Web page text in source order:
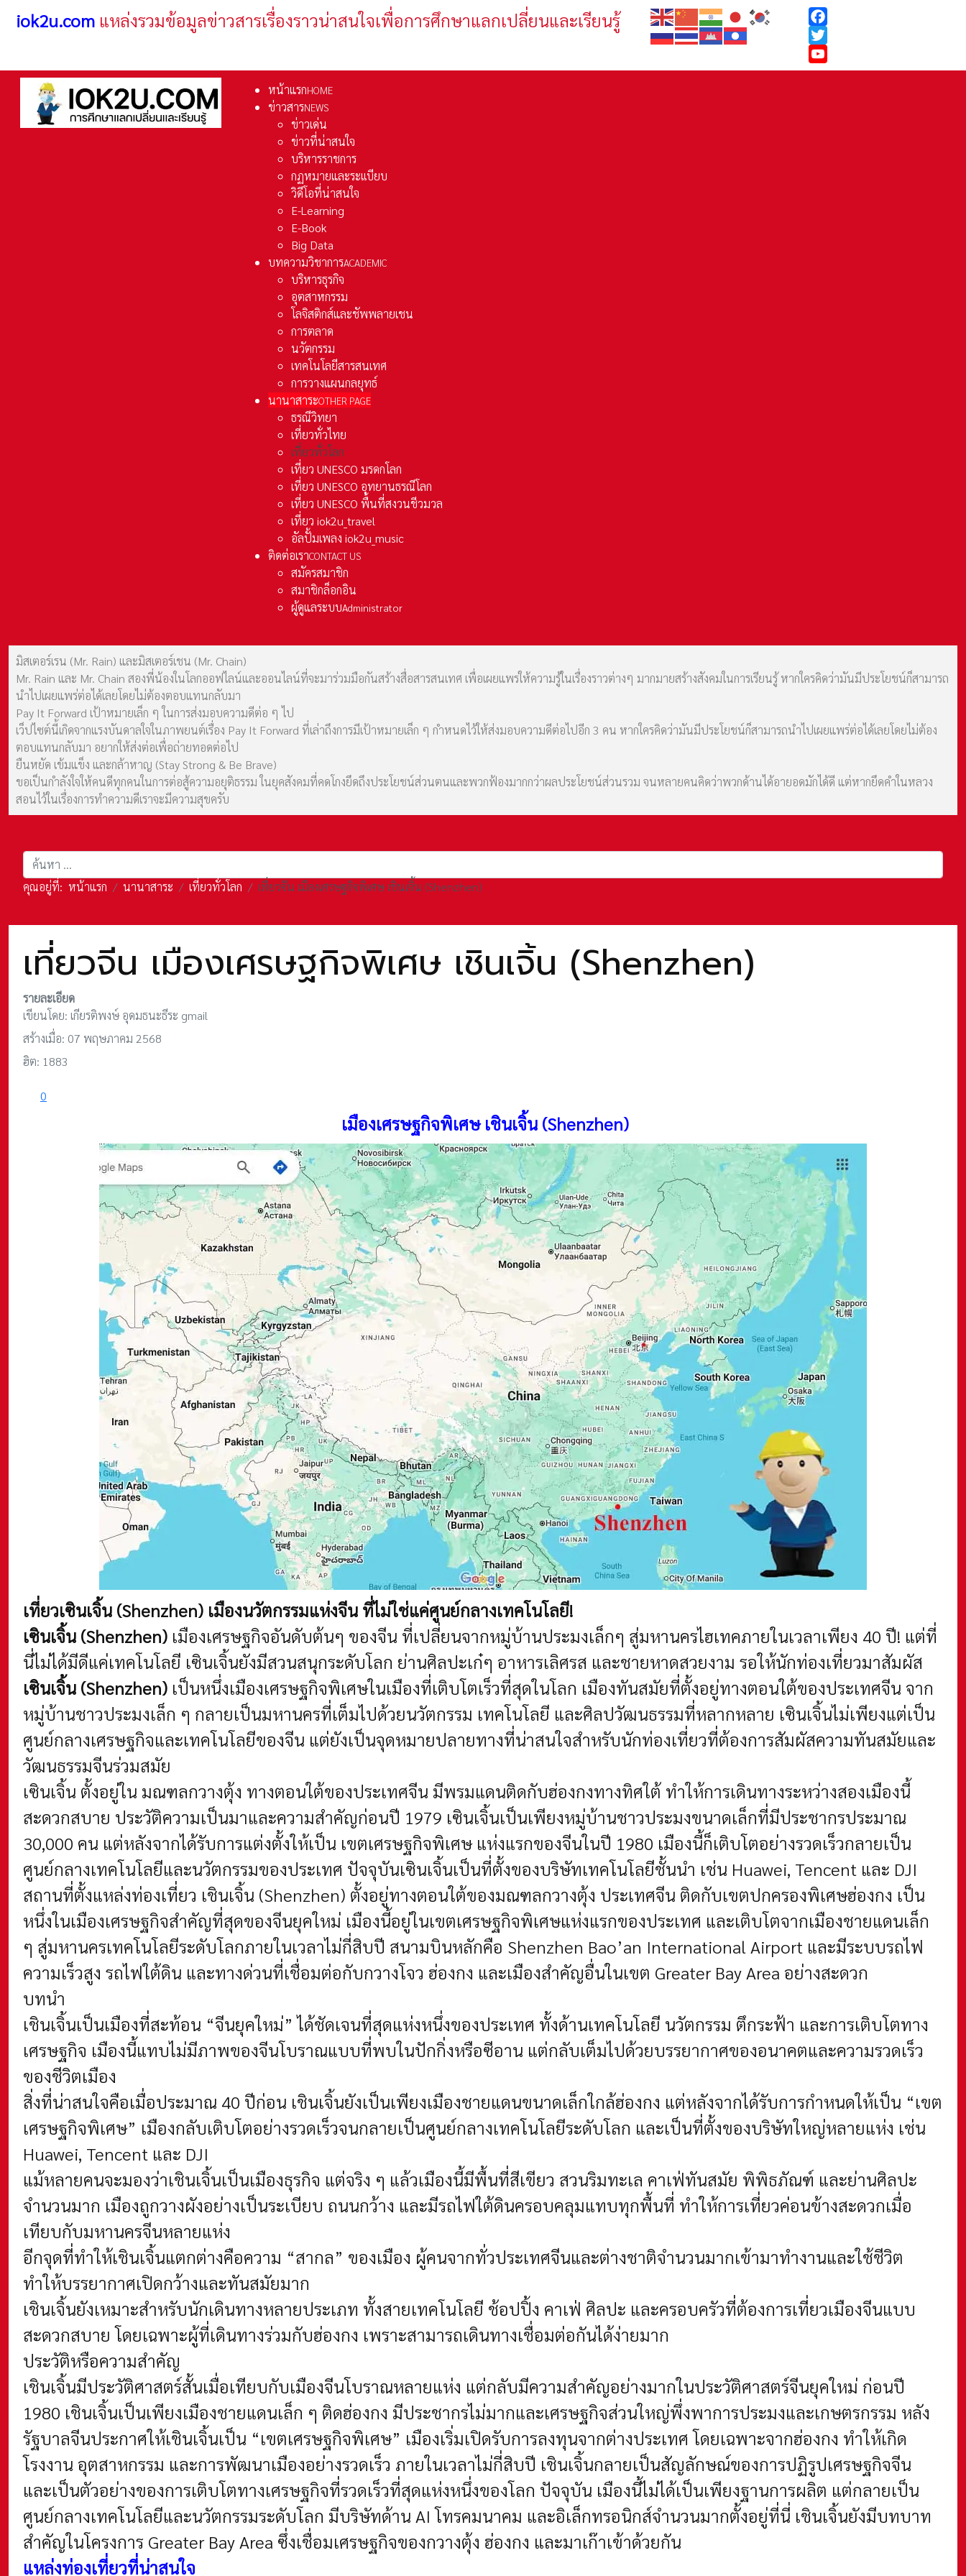
iok2u.com แหล่งรวมข้อมูลข่าวสารเรื่องราวน่าสนใจเพื่อการศึกษาแลกเปลี่ยนและเรียนรู้
Facebook
Twitter
YouTube
หน้าแรกHOME
ข่าวสารNEWS
ข่าวเด่น
ข่าวที่น่าสนใจ
บริหารราชการ
กฏหมายและระเเบียบ
วิดีโอที่น่าสนใจ
E-Learning
E-Book
Big Data
บทความวิชาการACADEMIC
บริหารธุรกิจ
อุตสาหกรรม
โลจิสติกส์และชัพพลายเชน
การตลาด
นวัตกรรม
เทคโนโลยีสารสนเทศ
การวางแผนกลยุทธ์
นานาสาระOTHER PAGE
ธรณีวิทยา
เที่ยวทั่วไทย
เที่ยวทั่วโลก
เที่ยว UNESCO มรดกโลก
เที่ยว UNESCO อุทยานธรณีโลก
เที่ยว UNESCO พื้นที่สงวนชีวมวล
เที่ยว iok2u_travel
อัลปั้มเพลง iok2u_music
ติดต่อเราCONTACT US
สมัครสมาชิก
สมาชิกล็อกอิน
ผู้ดูแลระบบAdministrator
มิสเตอร์เรน (Mr. Rain) และมิสเตอร์เชน (Mr. Chain)
Mr. Rain และ Mr. Chain สองพี่น้องในโลกออฟไลน์และออนไลน์ที่จะมาร่วมมือกันสร้างสื่อสารสนเทศ เพื่อเผยแพร่ให้ความรู้ในเรื่องราวต่างๆ มากมายสร้างสังคมในการเรียนรู้ หากใครคิดว่ามันมีประโยชน์ก็สามารถ
นำไปเผยแพร่ต่อได้เลยโดยไม่ต้องตอบแทนกลับมา
Pay It Forward เป้าหมายเล็ก ๆ ในการส่งมอบความดีต่อ ๆ ไป
เว็ปไซต์นี้เกิดจากแรงบันดาลใจในภาพยนต์เรื่อง Pay It Forward ที่เล่าถึงการมีเป้าหมายเล็ก ๆ กำหนดไว้ให้ส่งมอบความดีต่อไปอีก 3 คน หากใครคิดว่ามันมีประโยชน์ก็สามารถนำไปเผยแพร่ต่อได้เลยโดยไม่ต้อง
ตอบแทนกลับมา อยากให้ส่งต่อเพื่อถ่ายทอดต่อไป
ยืนหยัด เข้มแข็ง และกล้าหาญ (Stay Strong & Be Brave)
ขอเป็นกำลังใจให้คนดีทุกคนในการต่อสู้ความอยุติธรรม ในยุคสังคมที่คดโกงยึดถึงประโยชน์ส่วนตนและพวกฟ้องมากกว่าผลประโยชน์ส่วนรวม จนหลายคนคิดว่าพวกด้านได้อายอดมักได้ดี แต่หากยึดคำในหลวง
สอนไว้ในเรื่องการทำความดีเราจะมีความสุขครับ
การค้นหา
คุณอยู่ที่: หน้าแรก นานาสาระ เที่ยวทั่วโลก เที่ยวจีน เมืองเศรษฐกิจพิเศษ เชินเจิ้น (Shenzhen)
เที่ยวจีน เมืองเศรษฐกิจพิเศษ เชินเจิ้น (Shenzhen)
รายละเอียด
เขียนโดย: เกียรติพงษ์ อุดมธนะธีระ gmail
สร้างเมื่อ: 07 พฤษภาคม 2568
ฮิต: 1883
0
เมืองเศรษฐกิจพิเศษ เชินเจิ้น (Shenzhen)
เที่ยวเซินเจิ้น (Shenzhen) เมืองนวัตกรรมแห่งจีน ที่ไม่ใช่แค่ศูนย์กลางเทคโนโลยี!
เซินเจิ้น (Shenzhen) เมืองเศรษฐกิจอันดับต้นๆ ของจีน ที่เปลี่ยนจากหมู่บ้านประมงเล็กๆ สู่มหานครไฮเทคภายในเวลาเพียง 40 ปี! แต่ที่
นี่ไม่ได้มีดีแค่เทคโนโลยี เซินเจิ้นยังมีสวนสนุกระดับโลก ย่านศิลปะเก๋ๆ อาหารเลิศรส และชายหาดสวยงาม รอให้นักท่องเที่ยวมาสัมผัส
เซินเจิ้น (Shenzhen) เป็นหนึ่งเมืองเศรษฐกิจพิเศษในเมืองที่เติบโตเร็วที่สุดในโลก เมืองทันสมัยที่ตั้งอยู่ทางตอนใต้ของประเทศจีน จาก
หมู่บ้านชาวประมงเล็ก ๆ กลายเป็นมหานครที่เต็มไปด้วยนวัตกรรม เทคโนโลยี และศิลปวัฒนธรรมที่หลากหลาย เซินเจิ้นไม่เพียงแต่เป็น
ศูนย์กลางเศรษฐกิจและเทคโนโลยีของจีน แต่ยังเป็นจุดหมายปลายทางที่น่าสนใจสำหรับนักท่องเที่ยวที่ต้องการสัมผัสความทันสมัยและ
วัฒนธรรมจีนร่วมสมัย
เซินเจิ้น ตั้งอยู่ใน มณฑลกวางตุ้ง ทางตอนใต้ของประเทศจีน มีพรมแดนติดกับฮ่องกงทางทิศใต้ ทำให้การเดินทางระหว่างสองเมืองนี้
สะดวกสบาย ประวัติความเป็นมาและความสำคัญก่อนปี 1979 เซินเจิ้นเป็นเพียงหมู่บ้านชาวประมงขนาดเล็กที่มีประชากรประมาณ
30,000 คน แต่หลังจากได้รับการแต่งตั้งให้เป็น เขตเศรษฐกิจพิเศษ แห่งแรกของจีนในปี 1980 เมืองนี้ก็เติบโตอย่างรวดเร็วกลายเป็น
ศูนย์กลางเทคโนโลยีและนวัตกรรมของประเทศ ปัจจุบันเซินเจิ้นเป็นที่ตั้งของบริษัทเทคโนโลยีชั้นนำ เช่น Huawei, Tencent และ DJI
สถานที่ตั้งแหล่งท่องเที่ยว เชินเจิ้น (Shenzhen) ตั้งอยู่ทางตอนใต้ของมณฑลกวางตุ้ง ประเทศจีน ติดกับเขตปกครองพิเศษฮ่องกง เป็น
หนึ่งในเมืองเศรษฐกิจสำคัญที่สุดของจีนยุคใหม่ เมืองนี้อยู่ในเขตเศรษฐกิจพิเศษแห่งแรกของประเทศ และเติบโตจากเมืองชายแดนเล็ก
ๆ สู่มหานครเทคโนโลยีระดับโลกภายในเวลาไม่กี่สิบปี สนามบินหลักคือ Shenzhen Bao’an International Airport และมีระบบรถไฟ
ความเร็วสูง รถไฟใต้ดิน และทางด่วนที่เชื่อมต่อกับกวางโจว ฮ่องกง และเมืองสำคัญอื่นในเขต Greater Bay Area อย่างสะดวก
บทนำ
เชินเจิ้นเป็นเมืองที่สะท้อน “จีนยุคใหม่” ได้ชัดเจนที่สุดแห่งหนึ่งของประเทศ ทั้งด้านเทคโนโลยี นวัตกรรม ตึกระฟ้า และการเติบโตทาง
เศรษฐกิจ เมืองนี้แทบไม่มีภาพของจีนโบราณแบบที่พบในปักกิ่งหรือซีอาน แต่กลับเต็มไปด้วยบรรยากาศของอนาคตและความรวดเร็ว
ของชีวิตเมือง
สิ่งที่น่าสนใจคือเมื่อประมาณ 40 ปีก่อน เชินเจิ้นยังเป็นเพียงเมืองชายแดนขนาดเล็กใกล้ฮ่องกง แต่หลังจากได้รับการกำหนดให้เป็น “เขต
เศรษฐกิจพิเศษ” เมืองกลับเติบโตอย่างรวดเร็วจนกลายเป็นศูนย์กลางเทคโนโลยีระดับโลก และเป็นที่ตั้งของบริษัทใหญ่หลายแห่ง เช่น
Huawei, Tencent และ DJI
แม้หลายคนจะมองว่าเชินเจิ้นเป็นเมืองธุรกิจ แต่จริง ๆ แล้วเมืองนี้มีพื้นที่สีเขียว สวนริมทะเล คาเฟ่ทันสมัย พิพิธภัณฑ์ และย่านศิลปะ
จำนวนมาก เมืองถูกวางผังอย่างเป็นระเบียบ ถนนกว้าง และมีรถไฟใต้ดินครอบคลุมแทบทุกพื้นที่ ทำให้การเที่ยวค่อนข้างสะดวกเมื่อ
เทียบกับมหานครจีนหลายแห่ง
อีกจุดที่ทำให้เชินเจิ้นแตกต่างคือความ “สากล” ของเมือง ผู้คนจากทั่วประเทศจีนและต่างชาติจำนวนมากเข้ามาทำงานและใช้ชีวิต
ทำให้บรรยากาศเปิดกว้างและทันสมัยมาก
เชินเจิ้นยังเหมาะสำหรับนักเดินทางหลายประเภท ทั้งสายเทคโนโลยี ช้อปปิ้ง คาเฟ่ ศิลปะ และครอบครัวที่ต้องการเที่ยวเมืองจีนแบบ
สะดวกสบาย โดยเฉพาะผู้ที่เดินทางร่วมกับฮ่องกง เพราะสามารถเดินทางเชื่อมต่อกันได้ง่ายมาก
ประวัติหรือความสำคัญ
เชินเจิ้นมีประวัติศาสตร์สั้นเมื่อเทียบกับเมืองจีนโบราณหลายแห่ง แต่กลับมีความสำคัญอย่างมากในประวัติศาสตร์จีนยุคใหม่ ก่อนปี
1980 เชินเจิ้นเป็นเพียงเมืองชายแดนเล็ก ๆ ติดฮ่องกง มีประชากรไม่มากและเศรษฐกิจส่วนใหญ่พึ่งพาการประมงและเกษตรกรรม หลัง
รัฐบาลจีนประกาศให้เชินเจิ้นเป็น “เขตเศรษฐกิจพิเศษ” เมืองเริ่มเปิดรับการลงทุนจากต่างประเทศ โดยเฉพาะจากฮ่องกง ทำให้เกิด
โรงงาน อุตสาหกรรม และการพัฒนาเมืองอย่างรวดเร็ว ภายในเวลาไม่กี่สิบปี เชินเจิ้นกลายเป็นสัญลักษณ์ของการปฏิรูปเศรษฐกิจจีน
และเป็นตัวอย่างของการเติบโตทางเศรษฐกิจที่รวดเร็วที่สุดแห่งหนึ่งของโลก ปัจจุบัน เมืองนี้ไม่ได้เป็นเพียงฐานการผลิต แต่กลายเป็น
ศูนย์กลางเทคโนโลยีและนวัตกรรมระดับโลก มีบริษัทด้าน AI โทรคมนาคม และอิเล็กทรอนิกส์จำนวนมากตั้งอยู่ที่นี่ เชินเจิ้นยังมีบทบาท
สำคัญในโครงการ Greater Bay Area ซึ่งเชื่อมเศรษฐกิจของกวางตุ้ง ฮ่องกง และมาเก๊าเข้าด้วยกัน
แหล่งท่องเที่ยวที่น่าสนใจ